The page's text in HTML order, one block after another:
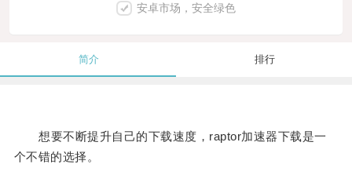
安卓市场，安全绿色
简介 排行
想要不断提升自己的下载速度，raptor加速器下载是一
个不错的选择。